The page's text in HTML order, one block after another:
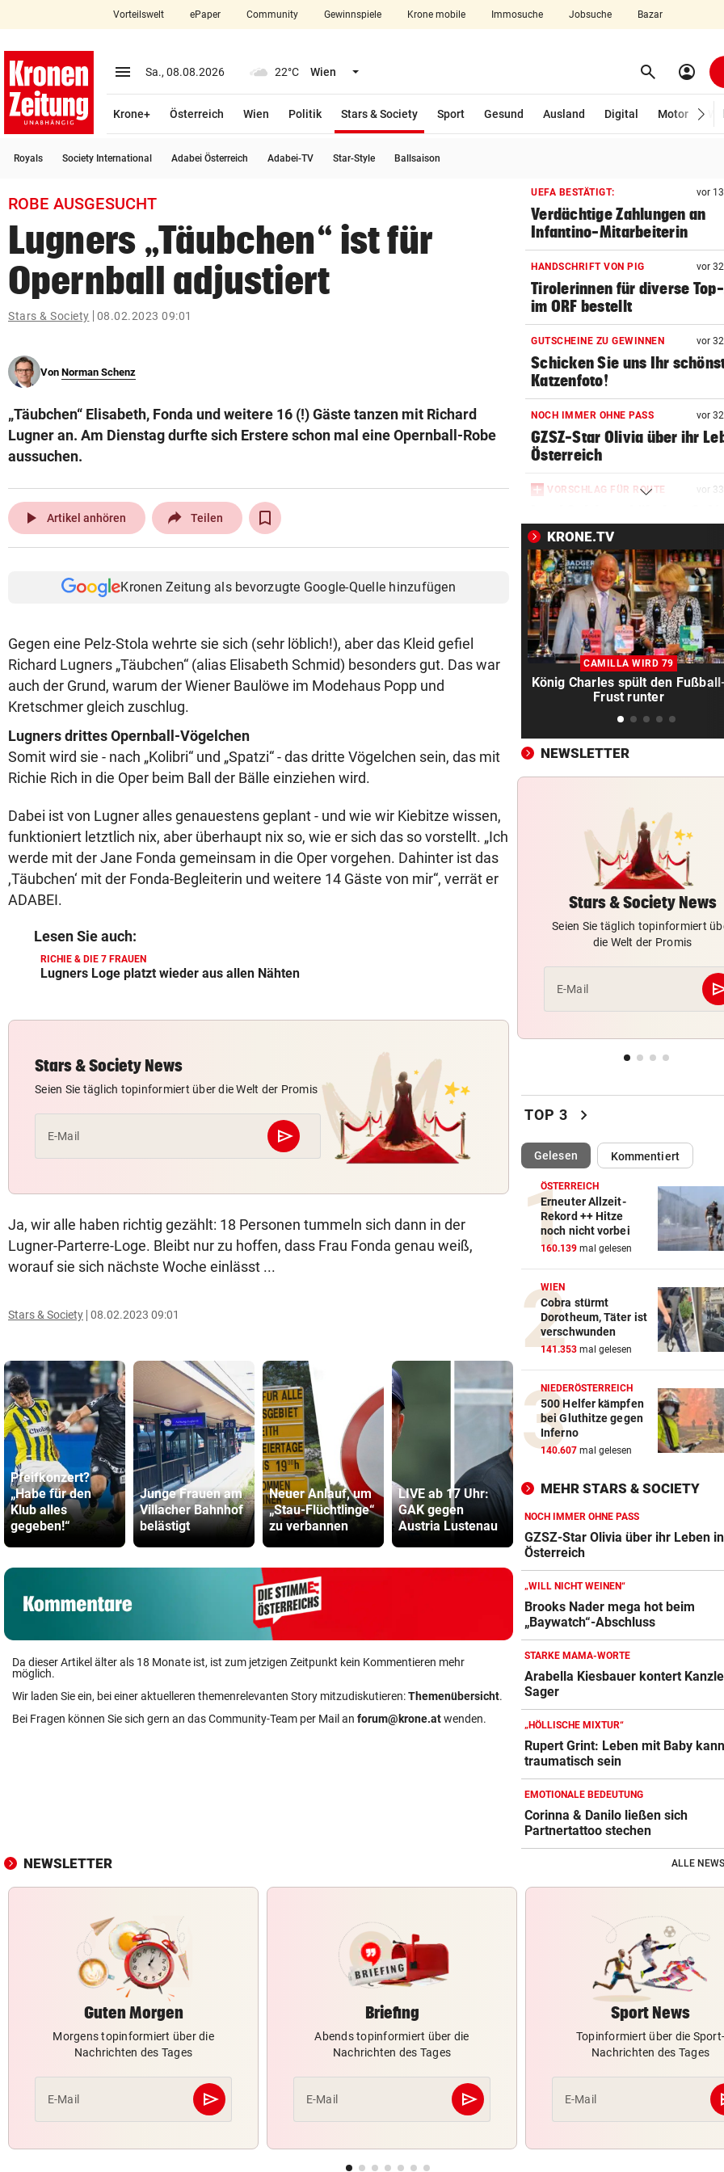
closeSchließen
account_circle Anmelden
arrow_right
search
Suchbegriff
eingeben
© Krone Multimedia GmbH & Co KG 2026
Vorteilswelt ePaper Community Gewinnspiele Krone mobile Immosuche Jobsuche Bazar
menu Menü aufklappen
Sa., 08.08.2026 22°C Wien Menü aufklappen search Suchen
account_circle
Krone+ Österreich Wien Politik Stars & Society
Sport
Gesund Ausland Digital Motor
Royals Society International Adabei Österreich Adabei-TV Star-Style Ballsaison
ROBE AUSGESUCHT
Lugners „Täubchen“ ist für
Opernball adjustiert
Stars & Society 08.02.2023 09:01
Von Norman Schenz
„Täubchen“ Elisabeth, Fonda und weitere 16 (!) Gäste tanzen mit Richard
Lugner an. Am Dienstag durfte sich Erstere schon mal eine Opernball-Robe
aussuchen.
play_arrow Artikel anhören Teilen
Kronen Zeitung als bevorzugte Google-Quelle hinzufügen
Gegen eine Pelz-Stola wehrte sie sich (sehr löblich!), aber das Kleid gefiel
Richard Lugners „Täubchen“ (alias Elisabeth Schmid) besonders gut. Das war
auch der Grund, warum der Wiener Baulöwe im Modehaus Popp und
Kretschmer gleich zuschlug.
Lugners drittes Opernball-Vögelchen
Somit wird sie - nach „Kolibri“ und „Spatzi“ - das dritte Vögelchen sein, das mit
Richie Rich in die Oper beim Ball der Bälle einziehen wird.
Dabei ist von Lugner alles genauestens geplant - und wie wir Kiebitze wissen,
funktioniert letztlich nix, aber überhaupt nix so, wie er sich das so vorstellt. „Ich
werde mit der Jane Fonda gemeinsam in die Oper vorgehen. Dahinter ist das
,Täubchen‘ mit der Fonda-Begleiterin und weitere 14 Gäste von mir“, verrät er
ADABEI.
Lesen Sie auch:
RICHIE & DIE 7 FRAUEN
Lugners Loge platzt wieder aus allen Nähten
Stars & Society News
Seien Sie täglich topinformiert über die Welt der Promis
E-Mail send
Abschicken
Ja, wir alle haben richtig gezählt: 18 Personen tummeln sich dann in der
Lugner-Parterre-Loge. Bleibt nur zu hoffen, dass Frau Fonda genau weiß,
worauf sie sich nächste Woche einlässt ...
Stars & Society 08.02.2023 09:01
Pfeifkonzert?
„Habe für den
Klub alles
gegeben!“
Junge Frauen am
Villacher Bahnhof
belästigt
Neuer Anlauf, um
„Stau-Flüchtlinge“
zu verbannen
LIVE ab 17 Uhr:
GAK gegen
Austria Lustenau
Land Salzburg
hält dem S-Link
Da dieser Artikel älter als 18 Monate ist, ist zum jetzigen Zeitpunkt kein Kommentieren mehr
möglich.
Wir laden Sie ein, bei einer aktuelleren themenrelevanten Story mitzudiskutieren:Themenübersicht.
Bei Fragen können Sie sich gern an das Community-Team per Mail an forum@krone.atwenden.
UEFA BESTÄTIGT: vor
Verdächtige Zahlungen an
Infantino-Mitarbeiterin
HANDSCHRIFT VON PIG vor
Tirolerinnen für diverse
im ORF bestellt
GUTSCHEINE ZU GEWINNEN vor
Schicken Sie uns Ihr
Katzenfoto!
NOCH IMMER OHNE PASS vor
GZSZ-Star Olivia über ihr
Österreich
VORSCHLAG FÜR ROUTE vor
Bahn frei
POSSE UM ÖFB-CAMPUS vor 33
Wie Bezirksvorsteher
der MA 7 scheitert
4933,33 € VON BLINDEM vor
Grillhaus-Abzocke: Neuer
und weiter geht‘s
Druck kennt die SV Ried
einzig vom Klo
Beim Spazieren am Kopf
„War echt blöd“
MARIO KUNASEK FORDERT:
Präventivhaft für Gefährder,
soll abschieben
HEIL KEHRT HEIM
LISL PERKAUS vor
Klepeisz: „Herausforderung,
ich haben wollte“
ANDREAS HERZOG:
„Nur Pflicht erfüllt, brauchen
Ausrufezeichen!“
VERATSCHNIG GEGEN „EX“ vor
Bullen-Ass: „Dann würde
gegen den WAC jubeln!“
„EXTREM ANSTRENGEND“ vor
Arzt auf Auslandsmission:
„Südsudan ist vergessen“
MÜHSAME ENERGIEWENDE
Heikler Kraftakt: Neue
brauchen Geduld
„KRONE“-KOMMENTAR vor
Autobauer
LANGEWEILE ALS MOTIV vor
Jugendbande machte auch
Gotteshaus nicht Halt
ZWISCHEN HIMMEL & ERDE
Über Tattoos und die Krux
Individualität
KRONE.TV
CAMILLA WIRD 79
König Charles spült den
Frust runter
NEWSLETTER
Stars & Society News
Seien Sie täglich topinformiert
die Welt der Promis
E-Mail
TOP 3 chevron_right
Gelesen(ausgewählt)Kommentiert
ÖSTERREICH
Erneuter Allzeit-
Rekord ++ Hitze
noch nicht vorbei
160.139 mal gelesen
WIEN
Cobra stürmt
Dorotheum, Täter ist
verschwunden
141.353 mal gelesen
NIEDERÖSTERREICH
500 Helfer kämpfen
bei Gluthitze gegen
Inferno
140.607 mal gelesen
MEHR STARS & SOCIETY
NOCH IMMER OHNE PASS
GZSZ-Star Olivia über ihr Leben in
Österreich
„WILL NICHT WEINEN“
Brooks Nader mega hot beim
„Baywatch“-Abschluss
STARKE MAMA-WORTE
Arabella Kiesbauer kontert
Sager
„HÖLLISCHE MIXTUR“
Rupert Grint: Leben mit Baby kann
traumatisch sein
EMOTIONALE BEDEUTUNG
Corinna & Danilo ließen sich
Partnertattoo stechen
NEWSLETTER ALLE
Guten Morgen
Morgens topinformiert über die
Nachrichten des Tages
E-Mail send
Abschicken
Briefing
Abends topinformiert über die
Nachrichten des Tages
E-Mail send
Abschicken
Sport News
Topinformiert über die Sport-
Nachrichten des Tages
E-Mail